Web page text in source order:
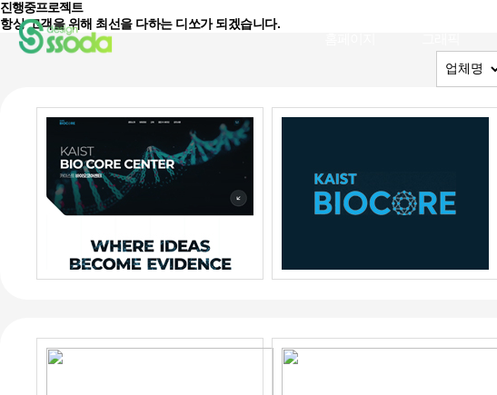
진행중프로젝트
항상 고객을 위해 최선을 다하는 디쏘가 되겠습니다.